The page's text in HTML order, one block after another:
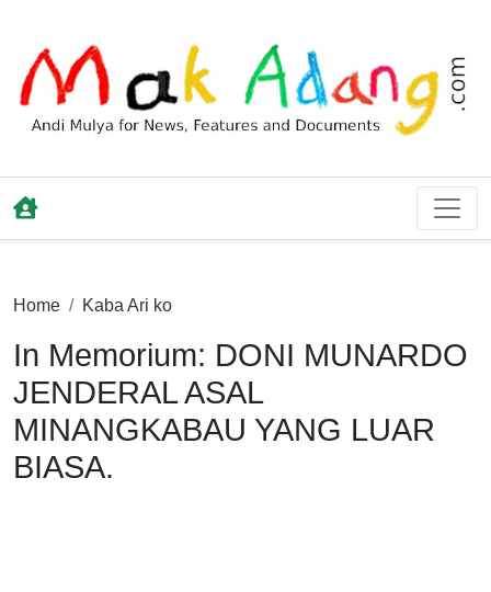
Home Kaba Ari ko
In Memorium: DONI MUNARDO
JENDERAL ASAL
MINANGKABAU YANG LUAR
BIASA.